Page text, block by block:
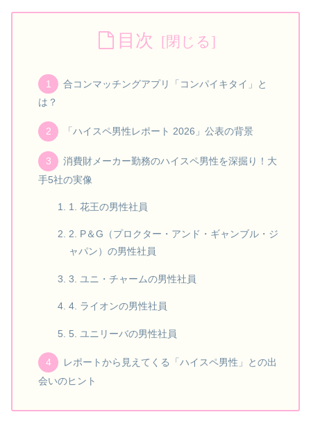
目次
合コンマッチングアプリ「コンパイキタイ」と
は？
「ハイスペ男性レポート 2026」公表の背景
消費財メーカー勤務のハイスペ男性を深掘り！大
手5社の実像
1. 花王の男性社員
2. P＆G（プロクター・アンド・ギャンブル・ジ
ャパン）の男性社員
3. ユニ・チャームの男性社員
4. ライオンの男性社員
5. ユニリーバの男性社員
レポートから見えてくる「ハイスペ男性」との出
会いのヒント